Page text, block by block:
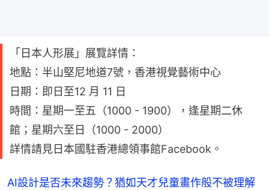
「日本人形展」展覽詳情：
地點：半山堅尼地道7號，香港視覺藝術中心
日期：即日至12 月 11 日
時間：星期一至五（1000 - 1900），逢星期二休
館；星期六至日（1000 - 2000）
詳情請見日本國駐香港總領事館Facebook。
AI設計是否未來趨勢？猶如天才兒童畫作般不被理解